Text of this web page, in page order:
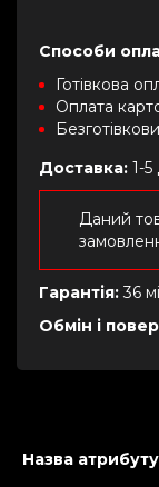
Способи
Готівкова
Оплата
Доставка: 1-
Даний
Гарантія:36
Обмін і
Назва атрибуту